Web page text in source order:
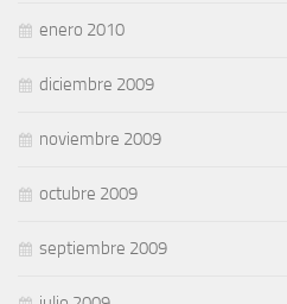
enero 2010
diciembre 2009
noviembre 2009
octubre 2009
septiembre 2009